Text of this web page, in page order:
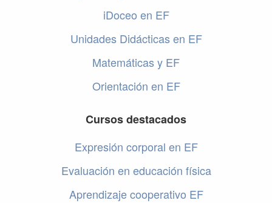
iDoceo en EF
Unidades Didácticas en EF
Matemáticas y EF
Orientación en EF
Cursos destacados
Expresión corporal en EF
Evaluación en educación física
Aprendizaje cooperativo EF